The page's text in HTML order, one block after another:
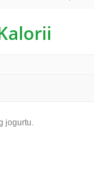
jogurtu.